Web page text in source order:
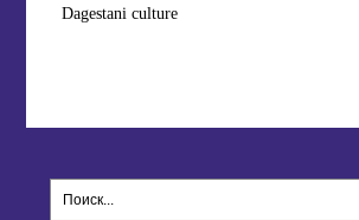
Dagestani culture